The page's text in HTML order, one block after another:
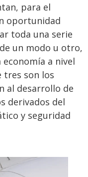
para el
oportunidad
toda una serie
un modo u otro,
a nivel
tres son los
al desarrollo de
derivados del
y seguridad